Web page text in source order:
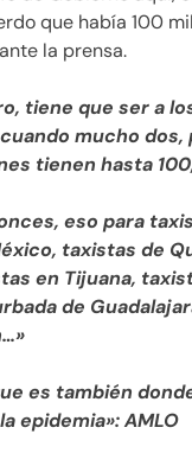
que había 100
la prensa.
tiene que ser a
mucho dos,
tienen hasta
eso para
taxistas de
en Tijuana,
de
es también
epidemia»: AMLO